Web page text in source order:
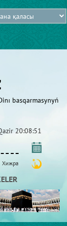
basqarmasynyń
20:08:51
Хижра